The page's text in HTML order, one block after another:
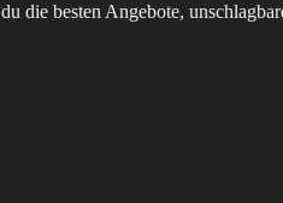
die besten Angebote,